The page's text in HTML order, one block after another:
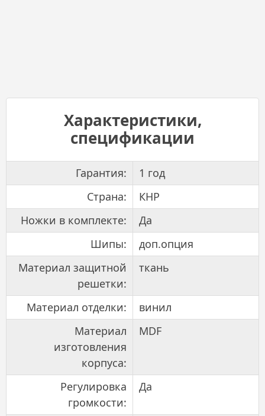
Характеристики,
спецификации
Гарантия:
1 год
Страна:
КНР
Ножки в комплекте:
Да
Шипы:
доп.опция
Материал защитной
решетки:
ткань
Материал отделки:
винил
Материал
изготовления
корпуса:
MDF
Регулировка
громкости:
Да